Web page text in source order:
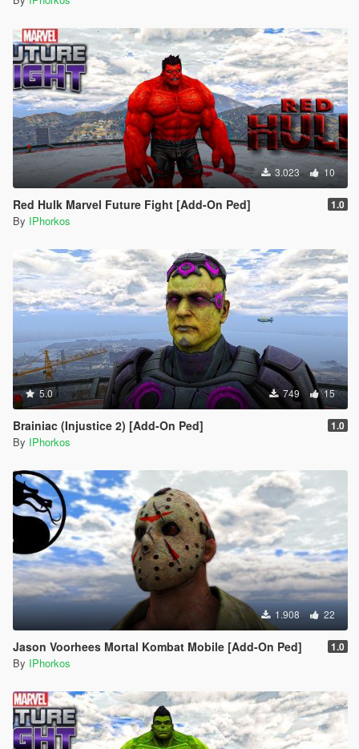
3.023 10
Red Hulk Marvel Future Fight [Add-On Ped] 1.0
By IPhorkos
5.0 749 15
Brainiac (Injustice 2) [Add-On Ped] 1.0
By IPhorkos
1.908 22
Jason Voorhees Mortal Kombat Mobile [Add-On Ped] 1.0
By IPhorkos